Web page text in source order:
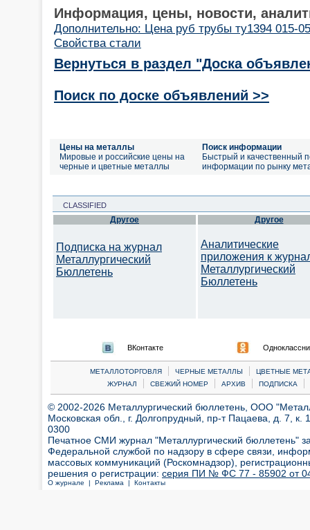
Информация, цены, новости,
Дополнительно: Цена руб трубы ту1394 015-
Свойства стали
Вернуться в раздел "Доска
Поиск по доске объявлений >>
Цены на металлы
Мировые и российские цены на
черные и цветные металлы
Поиск информации
Быстрый и качественный
информации по рынку
CLASSIFIED
Другое
Подписка на журнал
Металлургический
Бюллетень
Другое
Аналитические
приложения к
Металлургический
Бюллетень
ВКонтакте
МЕТАЛЛОТОРГОВЛЯ | ЧЕРНЫЕ МЕТАЛЛЫ |
ЦВЕТНЫЕ
ЖУРНАЛ
| СВЕЖИЙ НОМЕР | АРХИВ | ПОДПИСКА |
© 2002-2026 Металлургический бюллетень, ООО
Московская обл., г. Долгопрудный, пр-т Пацаева, д. 7,
0300
Печатное СМИ журнал "Металлургический бюллетень"
Федеральной службой по надзору в сфере связи,
массовых коммуникаций (Роскомнадзор),
решения о регистрации: серия ПИ № ФС 77 - 85902 от 04
О журнале | Реклама | Контакты